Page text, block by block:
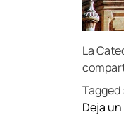
La
Tagged
Deja